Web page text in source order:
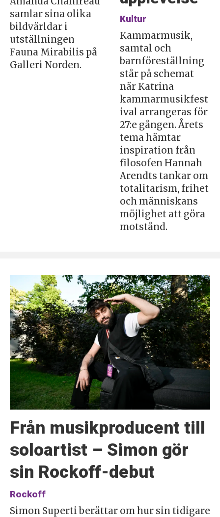
samlar sina olika
bildvärldar i
utställningen
Fauna Mirabilis på
Galleri Norden.
Kultur
Kammarmusik,
samtal och
barnföreställning
står på schemat
när Katrina
kammarmusikfest
ival arrangeras för
27:e gången. Årets
tema hämtar
inspiration från
filosofen Hannah
Arendts tankar om
totalitarism, frihet
och människans
möjlighet att göra
motstånd.
Från musikproducent till
soloartist – Simon gör
sin Rockoff-debut
Rockoff
Simon Superti berättar om hur sin tidigare